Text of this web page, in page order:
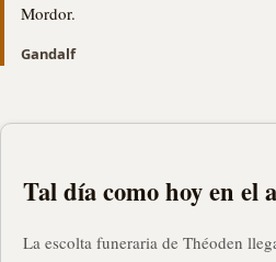
Mordor.
Gandalf
Tal día como hoy en el
La escolta funeraria de Théoden